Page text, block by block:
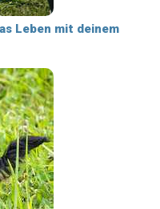
Leben mit deinem